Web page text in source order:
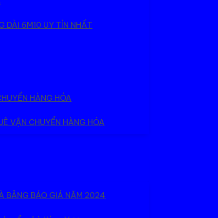
DÀI 6M10 UY TÍN NHẤT
HÀNG HÓA
VẬN CHUYỂN HÀNG HÓA
BẢNG BÁO GIÁ NĂM 2024